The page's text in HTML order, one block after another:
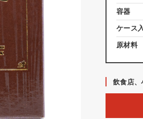
容器
ケース
原材料
飲食店、